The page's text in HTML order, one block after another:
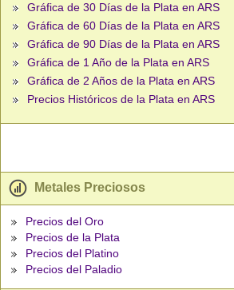
Gráfica de 30 Días de la Plata en ARS
Gráfica de 60 Días de la Plata en ARS
Gráfica de 90 Días de la Plata en ARS
Gráfica de 1 Año de la Plata en ARS
Gráfica de 2 Años de la Plata en ARS
Precios Históricos de la Plata en ARS
Metales Preciosos
Precios del Oro
Precios de la Plata
Precios del Platino
Precios del Paladio